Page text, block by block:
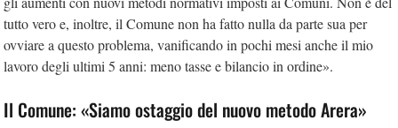
tutto vero e, inoltre, il Comune non ha fatto nulla da parte sua per
ovviare a questo problema, vanificando in pochi mesi anche il mio
lavoro degli ultimi 5 anni: meno tasse e bilancio in ordine».
Il Comune: «Siamo ostaggio del nuovo metodo Arera»